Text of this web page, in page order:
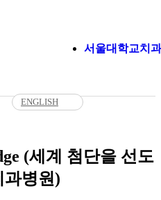
서울대학교치
ENGLISH